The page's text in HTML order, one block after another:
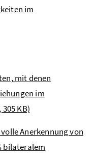
im
mit denen
im
305 KB)
Anerkennung von
bilateralem